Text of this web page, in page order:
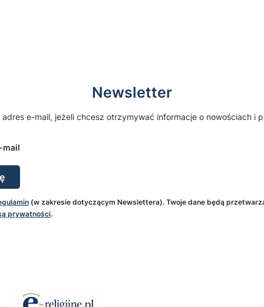
Newsletter
adres e-mail, jeżeli chcesz otrzymywać informacje o nowościach i
mail
(w zakresie dotyczącym Newslettera). Twoje dane będą
prywatności.